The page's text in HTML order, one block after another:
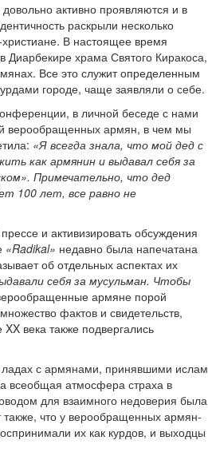
активно проявляются и в
раскрыли несколько
В настоящее время
Диарбекире храма Святого Киракоса,
Все это служит определенным
городе, чаще заявляли о себе.
в личной беседе с нами
верообращенных армян, в чем мы
«Я всегда знала, что мой дед с
как армянин и выдавал себя за
Примечательно, что дед
100 лет, все равно не
и активизировать обсуждения
«Radikal» недавно была напечатана
об отдельных аспектах их
себя за мусульман. Чтобы
армяне порой
фактов и свидетельств,
века также подвергались
с армянами, принявшими ислам
всеобщая атмосфера страха в
для взаимного недоверия была
также, что у верообращенных армян-
их как курдов, и выходцы